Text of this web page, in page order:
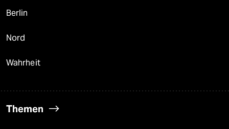
Berlin
Nord
Wahrheit
Themen